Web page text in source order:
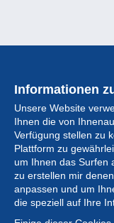
Informationen
Unsere Website
Ihnen die von
Verfügung stellen zu
Plattform zu
um Ihnen das Surfen
zu erstellen mir
anpassen und um
die speziell auf Ihre
Sammlung